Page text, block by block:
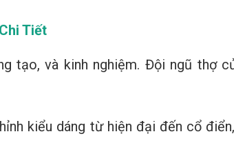
Tiết
tạo, và kinh nghiệm. Đội ngũ thợ
kiểu dáng từ hiện đại đến cổ